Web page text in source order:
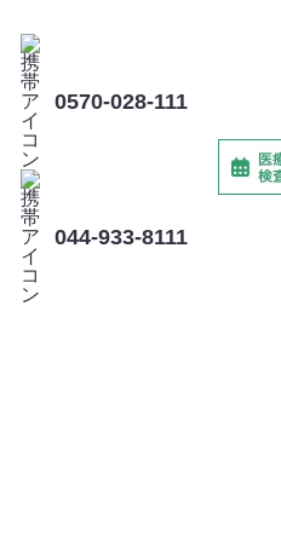
0570-028-111
044-933-8111